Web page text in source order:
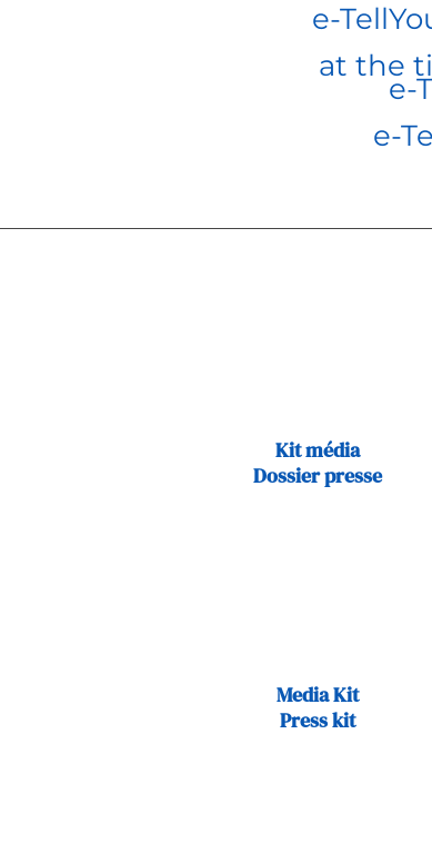
e-
at the
e-
e-
Kit média
Dossier presse
Media Kit
Press kit